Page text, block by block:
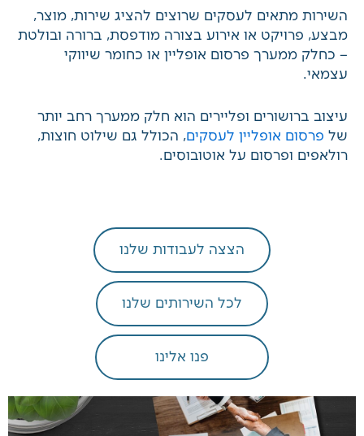
השירות מתאים לעסקים שרוצים להציג שירות, מוצר,
מבצע, פרויקט או אירוע בצורה מודפסת, ברורה
ובולטת – כחלק ממערך פרסום אופליין או כחומר
שיווקי עצמאי.
עיצוב ברושורים ופליירים הוא חלק ממערך רחב יותר
של פרסום אופליין לעסקים, הכולל גם שילוט חוצות,
רולאפים ופרסום על אוטובוסים.
הצצה לעבודות שלנו
לכל השירותים שלנו
פנו אלינו